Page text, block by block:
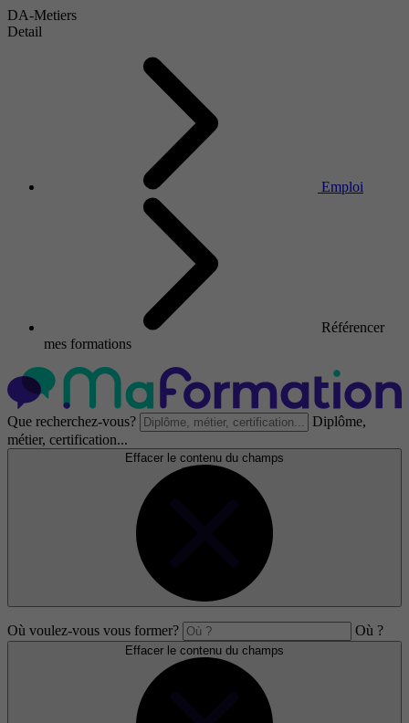
DA-Metiers
Detail
Emploi
Référencer
mes formations
Que recherchez-vous?
Diplôme,
métier, certification...
Effacer le contenu du champs
Où voulez-vous vous former? Où ?
Effacer le contenu du champs